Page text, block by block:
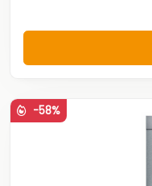
-58%